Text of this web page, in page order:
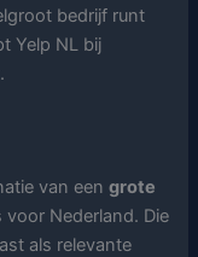
bedrijf runt
Yelp NL bij
van eengrote
voor Nederland. Die
als relevante